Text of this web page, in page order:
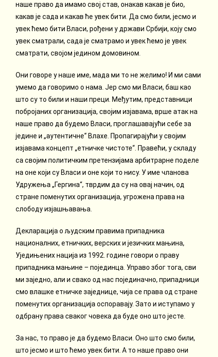
наше право да имамо свој став, онакав какав је био,
какав је сада и какав ће увек бити. Да смо били, јесмо и
увек ћемо бити Власи, рођени у држави Србији, коју смо
увек сматрали, сада је сматрамо и увек ћемо је увек
сматрати, својом једином домовином.
Они говоре у наше име, мада ми то не желимо! И ми сами
умемо да говоримо о нама. Јер смо ми Власи, баш као
што су то били и наши преци. Међутим, представници
побројаних организација, својим изјавама, врше атак на
наше право да будемо Власи, проглашавајући себе за
једине и „аутентичне“ Влахе. Пропагирајући у својим
изјавама концепт „етничке чистоте“. Правећи, у складу
са својим политичким претензијама арбитрарне поделе
на оне који су Власи и оне који то нису. У име чланова
Удружења „Гергина“, тврдим да су на овај начин, од
стране поменутих организација, угрожена права на
слободу изјашњавања.
Декларација о људским правима припадника
националних, етничких, верских и језичких мањина,
Уједињених нација из 1992. године говори о праву
припадника мањине – појединца. Управо због тога, сви
ми заједно, али и свако од нас појединачно, припадници
смо влашке етничке заједнице, чија се права од стране
поменутих организација оспоравају. Зато и иступамо у
одбрану права сваког човека да буде оно што јесте.
За нас, то право је да будемо Власи. Оно што смо били,
што јесмо и што ћемо увек бити. А то наше право они